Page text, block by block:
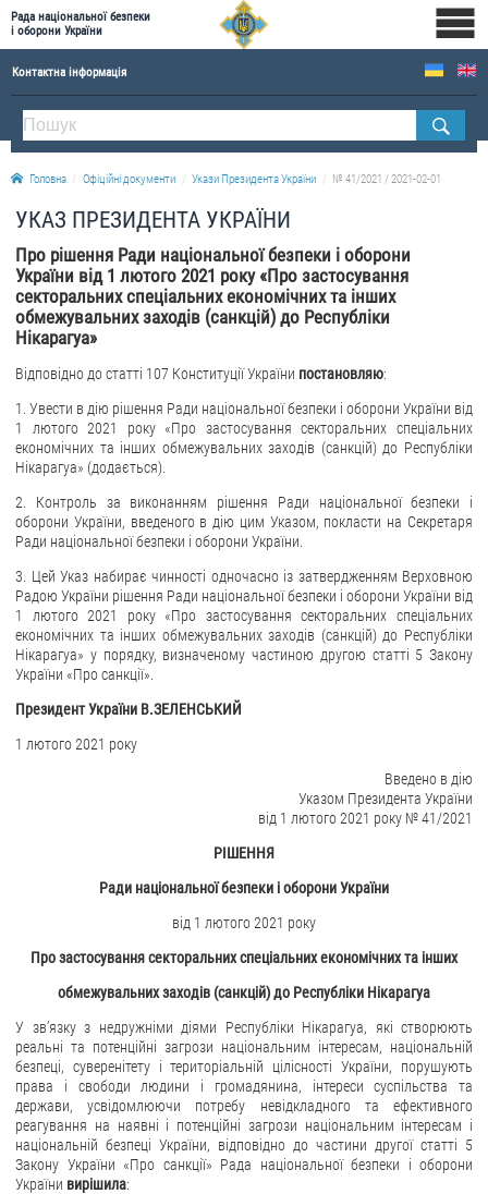
Рада національної безпеки
і оборони України
Контактна інформація
ПРО РНБОУ
Склад Ради національної безпеки і оборони України
Апарат Ради національної безпеки і оборони України
Правова основа діяльності Ради національної безпеки і оборони України
Історична довідка про діяльність Ради національної безпеки і оборони України
ОФІЦІЙНІ ДОКУМЕНТИ
ПРЕСЦЕНТР
Drone Deals
Фотогалерея
ЗВЕРНЕННЯ ГРОМАДЯН
Звернення громадян
Електронне звернення
ДОСТУП ДО ПУБЛІЧНОЇ ІНФОРМАЦІЇ
Запит на отримання публічної інформації
Облік публічної інформації
ДЕРЖАВНИЙ РЕЄСТР САНКЦІЙ
Головна Офіційні документи Укази Президента України № 41/2021 / 2021-02-01
УКАЗ ПРЕЗИДЕНТА УКРАЇНИ
Про рішення Ради національної безпеки і оборони
України від 1 лютого 2021 року «Про застосування
секторальних спеціальних економічних та інших
обмежувальних заходів (санкцій) до Республіки
Нікарагуа»
Відповідно до статті 107 Конституції України постановляю:
1. Увести в дію рішення Ради національної безпеки і оборони України від
1 лютого 2021 року «Про застосування секторальних спеціальних
економічних та інших обмежувальних заходів (санкцій) до Республіки
Нікарагуа» (додається).
2. Контроль за виконанням рішення Ради національної безпеки і
оборони України, введеного в дію цим Указом, покласти на Секретаря
Ради національної безпеки і оборони України.
3. Цей Указ набирає чинності одночасно із затвердженням Верховною
Радою України рішення Ради національної безпеки і оборони України від
1 лютого 2021 року «Про застосування секторальних спеціальних
економічних та інших обмежувальних заходів (санкцій) до Республіки
Нікарагуа» у порядку, визначеному частиною другою статті 5 Закону
України «Про санкції».
Президент України В.ЗЕЛЕНСЬКИЙ
1 лютого 2021 року
Введено в дію
Указом Президента України
від 1 лютого 2021 року № 41/2021
РІШЕННЯ
Ради національної безпеки і оборони України
від 1 лютого 2021 року
Про застосування секторальних спеціальних економічних та інших
обмежувальних заходів (санкцій) до Республіки Нікарагуа
У зв’язку з недружніми діями Республіки Нікарагуа, які створюють
реальні та потенційні загрози національним інтересам, національній
безпеці, суверенітету і територіальній цілісності України, порушують
права і свободи людини і громадянина, інтереси суспільства та
держави, усвідомлюючи потребу невідкладного та ефективного
реагування на наявні і потенційні загрози національним інтересам і
національній безпеці України, відповідно до частини другої статті 5
Закону України «Про санкції» Рада національної безпеки і оборони
України вирішила: